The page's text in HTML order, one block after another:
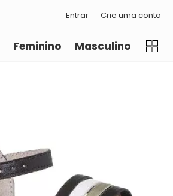
Entrar Crie uma conta
Feminino Masculino